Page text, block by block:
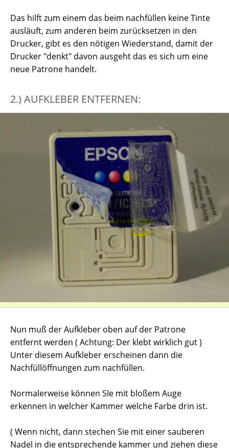
Das hilft zum einem das beim nachfüllen keine Tinte
ausläuft, zum anderen beim zurücksetzen in den
Drucker, gibt es den nötigen Wiederstand, damit der
Drucker "denkt" davon ausgeht das es sich um eine
neue Patrone handelt.
2.) AUFKLEBER ENTFERNEN:
Nun muß der Aufkleber oben auf der Patrone
entfernt werden ( Achtung: Der klebt wirklich gut )
Unter diesem Aufkleber erscheinen dann die
Nachfüllöffnungen zum nachfüllen.
Normalerweise können SIe mit bloßem Auge
erkennen in welcher Kammer welche Farbe drin ist.
( Wenn nicht, dann stechen Sie mit einer sauberen
Nadel in die entsprechende kammer und ziehen diese